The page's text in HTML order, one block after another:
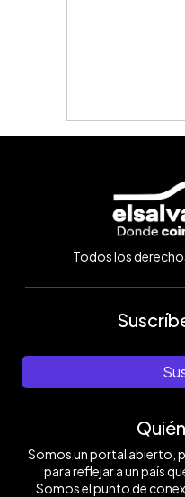
Todos los
Somos un portal abierto,
para reflejar a un país
Somos el punto de